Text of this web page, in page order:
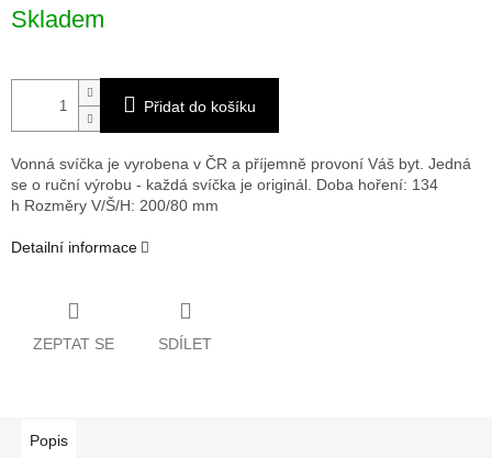
cena:
Skladem
Přidat do košíku
Vonná svíčka je vyrobena v ČR a příjemně provoní Váš byt. Jedná
se o ruční výrobu - každá svíčka je originál. Doba hoření: 134
h Rozměry V/Š/H: 200/80 mm
Detailní informace
ZEPTAT SE SDÍLET
Popis